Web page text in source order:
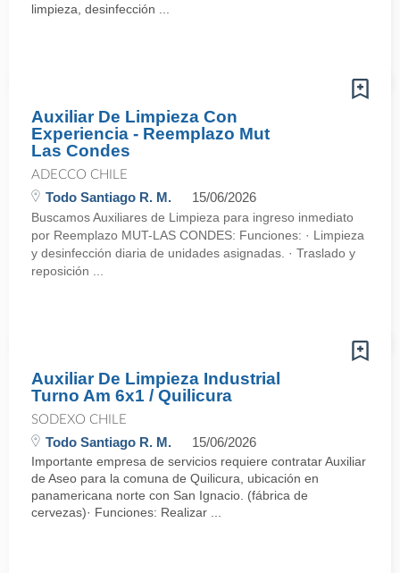
limpieza, desinfección ...
Auxiliar De Limpieza Con
Experiencia - Reemplazo Mut
Las Condes
ADECCO CHILE
Todo Santiago R. M. 15/06/2026
Buscamos Auxiliares de Limpieza para ingreso inmediato
por Reemplazo MUT-LAS CONDES: Funciones: · Limpieza
y desinfección diaria de unidades asignadas. · Traslado y
reposición ...
Auxiliar De Limpieza Industrial
Turno Am 6x1 / Quilicura
SODEXO CHILE
Todo Santiago R. M. 15/06/2026
Importante empresa de servicios requiere contratar Auxiliar
de Aseo para la comuna de Quilicura, ubicación en
panamericana norte con San Ignacio. (fábrica de
cervezas)· Funciones: Realizar ...